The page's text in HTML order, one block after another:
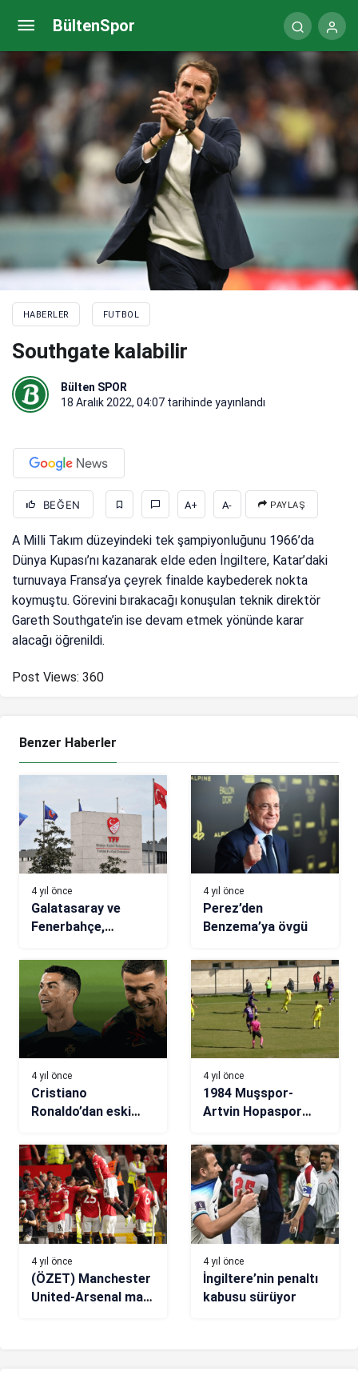
BültenSpor
HABERLER FUTBOL
Southgate kalabilir
Bülten SPOR
18 Aralık 2022, 04:07 tarihinde yayınlandı
BEĞEN A+ A- PAYLAŞ
A Milli Takım düzeyindeki tek şampiyonluğunu 1966’da
Dünya Kupası’nı kazanarak elde eden İngiltere, Katar’daki
turnuvaya Fransa’ya çeyrek finalde kaybederek nokta
koymuştu. Görevini bırakacağı konuşulan teknik direktör
Gareth Southgate’in ise devam etmek yönünde karar
alacağı öğrenildi.
Post Views: 360
Benzer Haberler
4 yıl önce
Galatasaray ve
Fenerbahçe,
4 yıl önce
Perez’den
Benzema’ya övgü
4 yıl önce
Cristiano
Ronaldo’dan eski
4 yıl önce
1984 Muşspor-
Artvin Hopaspor
4 yıl önce
(ÖZET) Manchester
United-Arsenal maç
4 yıl önce
İngiltere’nin penaltı
kabusu sürüyor
Arjantin-Fransa 2022 Dünya Kupası finaline çok
özel misafir